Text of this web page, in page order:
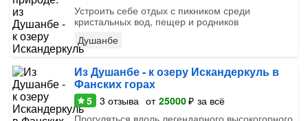
Устроить себе отдых с пикником среди
кристальных вод, пещер и родников
Душанбе
Из Душанбе - к озеру Искандеркуль в
Фанских горах
5 3 отзыва от 25000₽ за всё
Прогуляться вдоль легендарного высокогорного